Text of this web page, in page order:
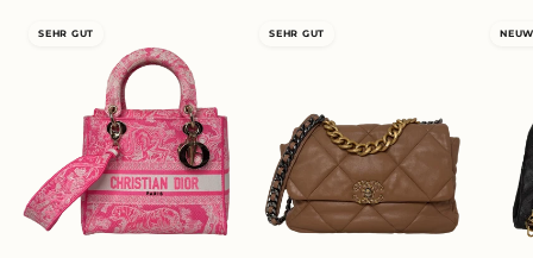
SEHR GUT SEHR GUT